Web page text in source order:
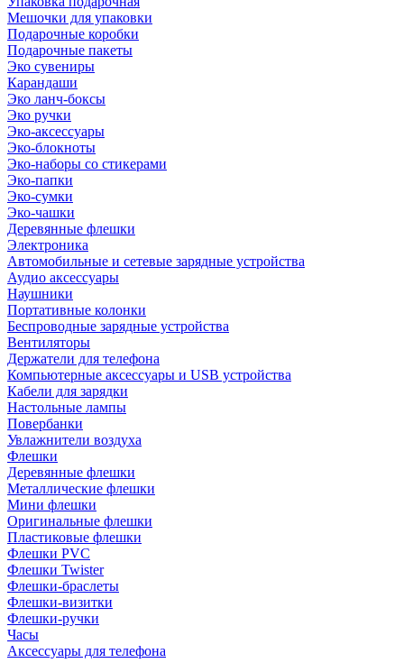
Мешочки для упаковки
Подарочные коробки
Подарочные пакеты
Эко сувениры
Карандаши
Эко ланч-боксы
Эко ручки
Эко-аксессуары
Эко-блокноты
Эко-наборы со стикерами
Эко-папки
Эко-сумки
Эко-чашки
Деревянные флешки
Электроника
Автомобильные и сетевые зарядные устройства
Аудио аксессуары
Наушники
Портативные колонки
Беспроводные зарядные устройства
Вентиляторы
Держатели для телефона
Компьютерные аксессуары и USB устройства
Кабели для зарядки
Настольные лампы
Повербанки
Увлажнители воздуха
Флешки
Деревянные флешки
Металлические флешки
Мини флешки
Оригинальные флешки
Пластиковые флешки
Флешки PVC
Флешки Twister
Флешки-браслеты
Флешки-визитки
Флешки-ручки
Часы
Аксессуары для телефона